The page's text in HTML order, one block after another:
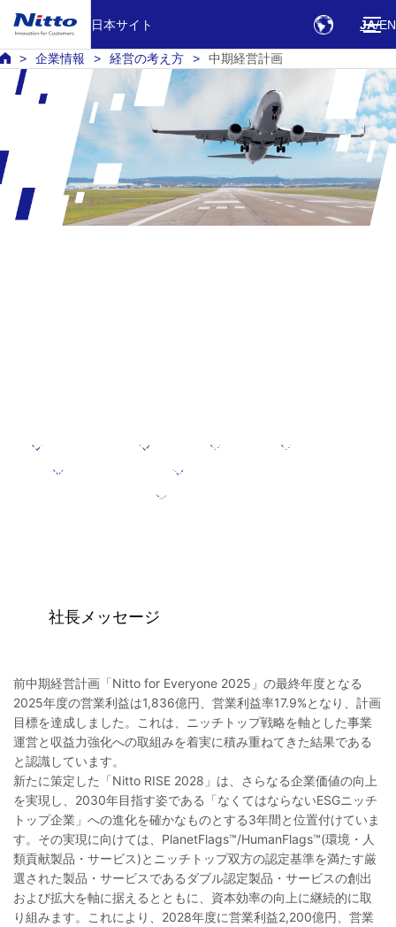
日本サイト JA EN
企業情報 経営の考え方 中期経営計画
社長メッセージ 位置づけ 重点分野
重点取組み
成長を支える施策
中期経営計画における目標
参考リンク
社長メッセージ
前中期経営計画「Nitto for Everyone 2025」の最終年度となる
2025年度の営業利益は1,836億円、営業利益率17.9%となり、計画
目標を達成しました。これは、ニッチトップ戦略を軸とした事業
運営と収益力強化への取組みを着実に積み重ねてきた結果である
と認識しています。
新たに策定した「Nitto RISE 2028」は、さらなる企業価値の向上
を実現し、2030年目指す姿である「なくてはならないESGニッチ
トップ企業」への進化を確かなものとする3年間と位置付けていま
す。その実現に向けては、PlanetFlags™/HumanFlags™(環境・人
類貢献製品・サービス)とニッチトップ双方の認定基準を満たす厳
選された製品・サービスであるダブル認定製品・サービスの創出
および拡大を軸に据えるとともに、資本効率の向上に継続的に取
り組みます。これにより、2028年度に営業利益2,200億円、営業